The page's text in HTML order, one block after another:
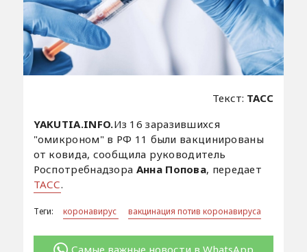
Текст: ТАСС
YAKUTIA.INFO.Из 16 заразившихся
"омикроном" в РФ 11 были вакцинированы
от ковида, сообщила руководитель
Роспотребнадзора Анна Попова, передает
ТАСС. ​
Теги: коронавирус вакцинация потив коронавируса
Самые важные новости в WhatsApp